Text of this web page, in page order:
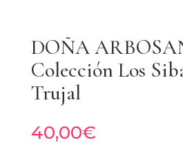
DOÑA
Colección Los
Trujal
40,00€